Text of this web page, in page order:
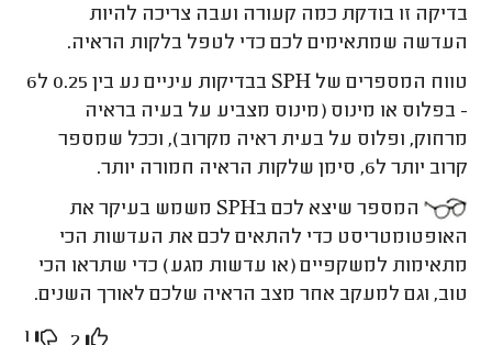
בדיקה זו בודקת כמה קעורה ועבה צריכה להיות
העדשה שמתאימים לכם כדי לטפל בלקות הראיה.
טווח המספרים של SPH בבדיקות עיניים נע בין 0.25 ל6
- בפלוס או מינוס (מינוס מצביע על בעיה בראיה
מרחוק, ופלוס על בעית ראיה מקרוב), וככל שמספר
קרוב יותר ל6, סימן שלקות הראיה חמורה יותר.
המספר שיצא לכם בSPH משמש בעיקר את
האופטומטריסט כדי להתאים לכם את העדשות הכי
מתאימות למשקפיים (או עדשות מגע) כדי שתראו הכי
טוב, וגם למעקב אחר מצב הראיה שלכם לאורך השנים.
1